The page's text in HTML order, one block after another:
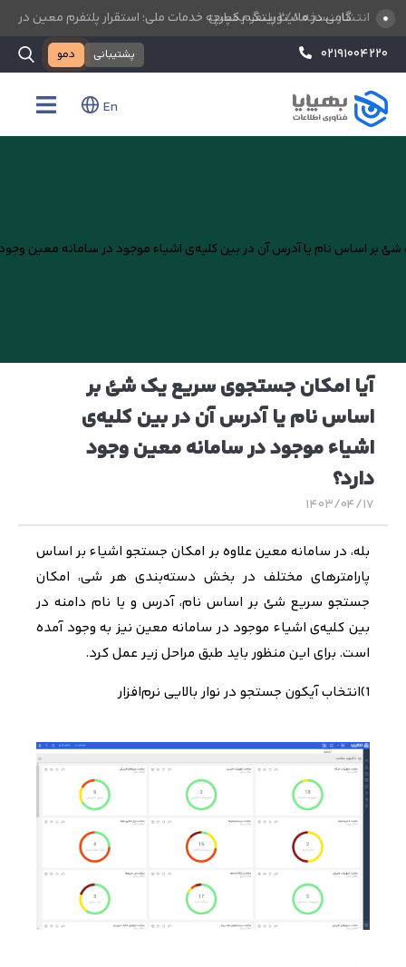
انتشار نسخه ۲/۸ پلتفرم معین
گامی در مانیتورینگ یکپارچه خدمات ملی؛ استقرار پلتفرم معین در
۰۲۱۹۱۰۰۴۲۲۰
پشتیبانی دمو
En
آیا امکان جستجوی‌ سریع یک شئ بر
اساس نام یا آدرس آن در بین کلیه‌ی
اشیاء موجود در سامانه معین وجود
دارد؟
۱۴۰۳/۰۴/۱۷
بله، در سامانه معین علاوه بر امکان جستجو‌ اشیاء بر اساس
پارامتر‌های مختلف در بخش دسته‌بندی هر شی، امکان
جستجو سریع شئ بر اساس نام، آدرس و یا نام دامنه در
بین کلیه‌ی اشیاء موجود در سامانه‌ معین نیز به وجود آمده
است. برای این منظور باید طبق مراحل زیر عمل کرد.
1) انتخاب آیکون جستجو در نوار بالایی نرم‌افزار